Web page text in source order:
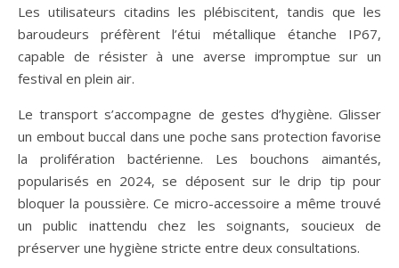
Les utilisateurs citadins les plébiscitent, tandis que les
baroudeurs préfèrent l’étui métallique étanche IP67,
capable de résister à une averse impromptue sur un
festival en plein air.
Le transport s’accompagne de gestes d’hygiène. Glisser
un embout buccal dans une poche sans protection favorise
la prolifération bactérienne. Les bouchons aimantés,
popularisés en 2024, se déposent sur le drip tip pour
bloquer la poussière. Ce micro-accessoire a même trouvé
un public inattendu chez les soignants, soucieux de
préserver une hygiène stricte entre deux consultations.